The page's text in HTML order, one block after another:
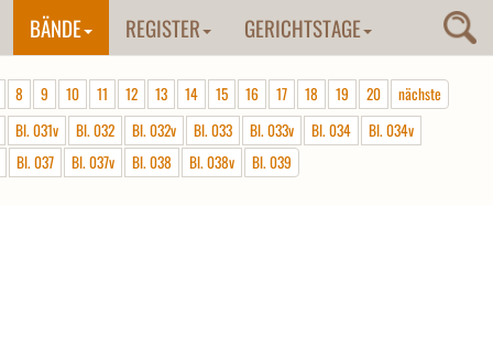
BÄNDE REGISTER GERICHTSTAGE
8 9 10 11 12 13 14 15 16 17 18 19 20
nächste
Bl. 031v Bl. 032 Bl. 032v Bl. 033 Bl. 033v Bl. 034
Bl. 034v
Bl. 037 Bl. 037v Bl. 038 Bl. 038v Bl. 039